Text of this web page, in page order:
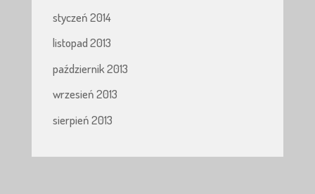
styczeń 2014
listopad 2013
październik 2013
wrzesień 2013
sierpień 2013